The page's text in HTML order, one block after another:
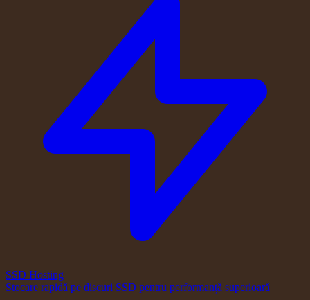
SSD Hosting
Stocare rapidă pe discuri SSD pentru performanță superioară